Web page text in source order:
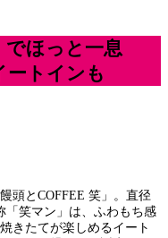
でほっと一息
ートインも
頭とCOFFEE 笑」。直径
「笑マン」は、ふわもち感
きたてが楽しめるイート